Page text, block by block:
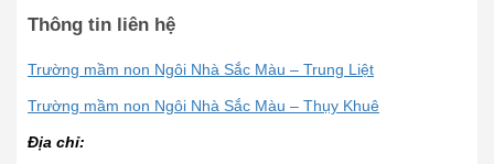
Thông tin liên hệ
Trường mầm non Ngôi Nhà Sắc Màu – Trung Liệt
Trường mầm non Ngôi Nhà Sắc Màu – Thụy Khuê
Địa chỉ: